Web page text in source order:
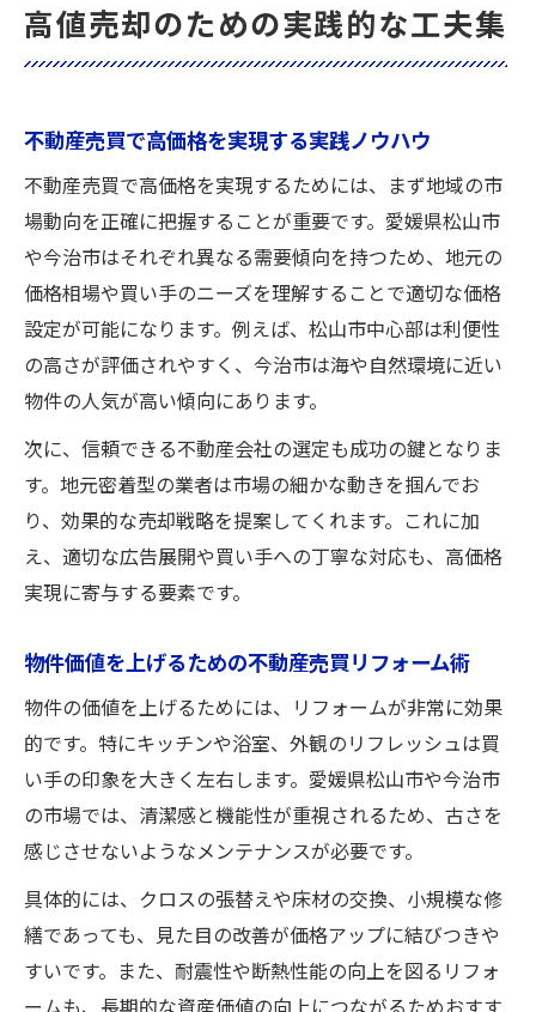
高値売却のための実践的な工夫集
不動産売買で高価格を実現する実践ノウハウ
不動産売買で高価格を実現するためには、まず地域の市
場動向を正確に把握することが重要です。愛媛県松山市
や今治市はそれぞれ異なる需要傾向を持つため、地元の
価格相場や買い手のニーズを理解することで適切な価格
設定が可能になります。例えば、松山市中心部は利便性
の高さが評価されやすく、今治市は海や自然環境に近い
物件の人気が高い傾向にあります。
次に、信頼できる不動産会社の選定も成功の鍵となりま
す。地元密着型の業者は市場の細かな動きを掴んでお
り、効果的な売却戦略を提案してくれます。これに加
え、適切な広告展開や買い手への丁寧な対応も、高価格
実現に寄与する要素です。
物件価値を上げるための不動産売買リフォーム術
物件の価値を上げるためには、リフォームが非常に効果
的です。特にキッチンや浴室、外観のリフレッシュは買
い手の印象を大きく左右します。愛媛県松山市や今治市
の市場では、清潔感と機能性が重視されるため、古さを
感じさせないようなメンテナンスが必要です。
具体的には、クロスの張替えや床材の交換、小規模な修
繕であっても、見た目の改善が価格アップに結びつきや
すいです。また、耐震性や断熱性能の向上を図るリフォ